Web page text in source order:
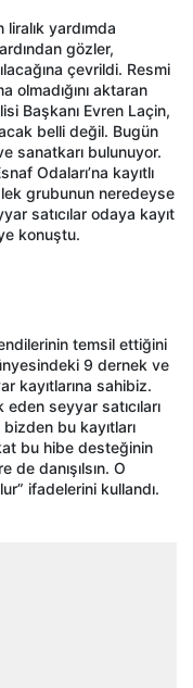
yardımda
gözler,
çevrildi. Resmi
olmadığını aktaran
Başkanı Evren Laçin,
belli değil. Bugün
sanatkarı bulunuyor.
Odaları’na kayıtlı
grubunun neredeyse
satıcılar odaya kayıt
konuştu.
temsil ettiğini
9 dernek ve
kayıtlarına sahibiz.
seyyar satıcıları
bu kayıtları
bu hibe desteğinin
de danışılsın. O
ifadelerini kullandı.